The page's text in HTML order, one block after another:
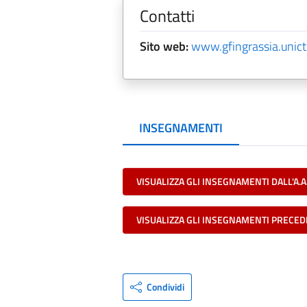
Contatti
Sito web:
INSEGNAMENTI
VISUALIZZA GLI INSEGNAMENTI
VISUALIZZA GLI INSEGNAMENTI
Condividi